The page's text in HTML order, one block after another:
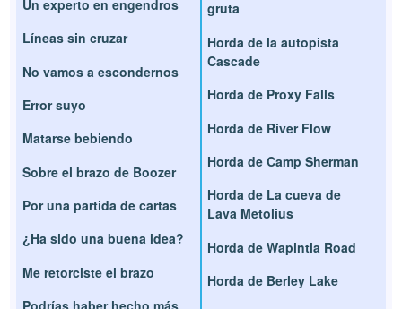
Un experto en engendros
Líneas sin cruzar
No vamos a escondernos
Error suyo
Matarse bebiendo
Sobre el brazo de Boozer
Por una partida de cartas
¿Ha sido una buena idea?
Me retorciste el brazo
gruta
Horda de la autopista
Cascade
Horda de Proxy Falls
Horda de River Flow
Horda de Camp Sherman
Horda de La cueva de
Lava Metolius
Horda de Wapintia Road
Horda de Berley Lake